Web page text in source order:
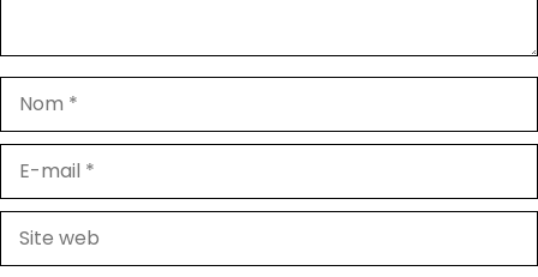
mail
Site
web